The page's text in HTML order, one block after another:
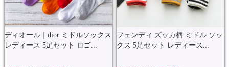
ディオール｜dior ミドルソックス
レディース 5足セット ロゴ...
フェンディ ズッカ柄 ミドル ソッ
クス 5足セット レディース...